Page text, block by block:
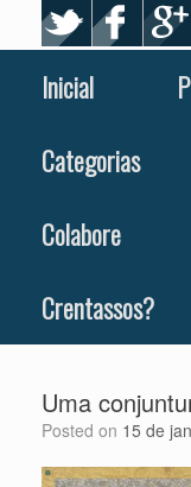
Inicial
Categorias
Colabore
Crentassos?
Uma
Posted on 15 de